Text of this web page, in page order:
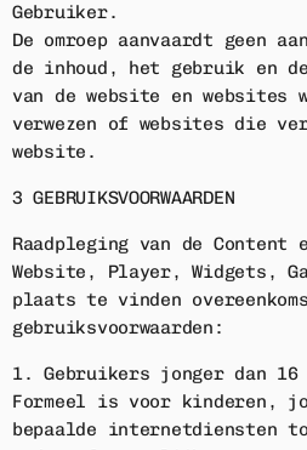
Gebruiker.
De omroep aanvaardt geen
de inhoud, het gebruik en
van de website en websites
verwezen of websites die
website.
3 GEBRUIKSVOORWAARDEN
Raadpleging van de Content
Website, Player, Widgets,
plaats te vinden
gebruiksvoorwaarden:
1. Gebruikers jonger dan
Formeel is voor kinderen,
bepaalde internetdiensten